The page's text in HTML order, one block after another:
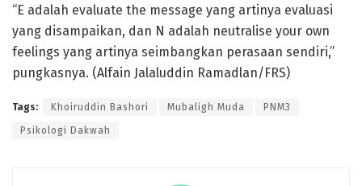
“E adalah evaluate the message yang artinya evaluasi
yang disampaikan, dan N adalah neutralise your own
feelings yang artinya seimbangkan perasaan sendiri,”
pungkasnya. (Alfain Jalaluddin Ramadlan/FRS)
Tags: Khoiruddin Bashori Mubaligh Muda PNM3
Psikologi Dakwah